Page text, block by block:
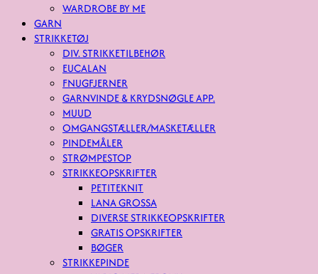
WARDROBE BY ME
GARN
STRIKKETØJ
DIV. STRIKKETILBEHØR
EUCALAN
FNUGFJERNER
GARNVINDE & KRYDSNØGLE APP.
MUUD
OMGANGSTÆLLER/MASKETÆLLER
PINDEMÅLER
STRØMPESTOP
STRIKKEOPSKRIFTER
PETITEKNIT
LANA GROSSA
DIVERSE STRIKKEOPSKRIFTER
GRATIS OPSKRIFTER
BØGER
STRIKKEPINDE